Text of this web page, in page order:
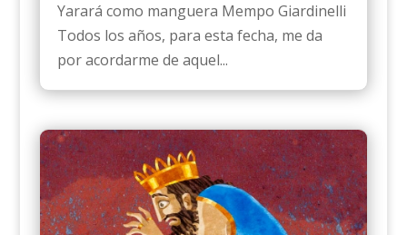
Yarará como manguera Mempo Giardinelli
Todos los años, para esta fecha, me da
por acordarme de aquel...